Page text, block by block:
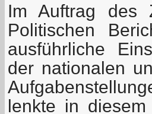
Im Auftrag des
Politischen
ausführliche
der nationalen
lenkte in diesem